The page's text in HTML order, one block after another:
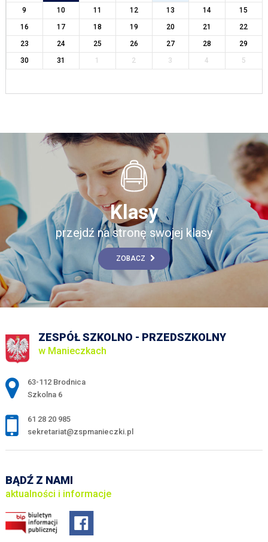
9
10 11 12 13 14
15
16
17 18 19 20 21
22
23
24 25 26 27 28
29
30
31 1 2 3 4 5
Klasy
przejdź na stronę swojej klasy
ZOBACZ
ZESPÓŁ SZKOLNO - PRZEDSZKOLNY
w Manieczkach
Adres pocztowy:
63-112 Brodnica
Szkolna 6
61 28 20 985
sekretariat@zspmanieczki.pl
BĄDŹ Z NAMI
aktualności i informacje